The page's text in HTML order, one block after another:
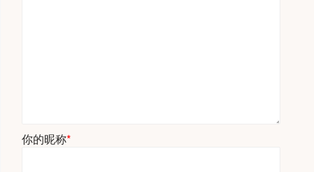
你的昵称*